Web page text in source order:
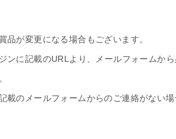
が変更になる場合もございます。
ンに記載のURLより、メールフォームか
載のメールフォームからのご連絡がない